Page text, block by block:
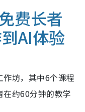
费长者
AI体验
坊，其中6个课程
约60分钟的教学